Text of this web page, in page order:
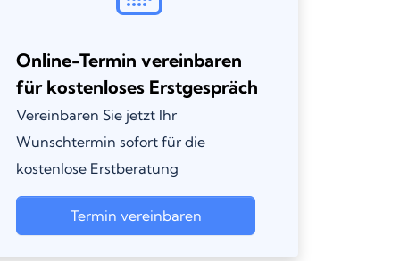
Online-Termin vereinbaren
für kostenloses Erstgespräch
Vereinbaren Sie jetzt Ihr
Wunschtermin sofort für die
kostenlose Erstberatung
Termin vereinbaren